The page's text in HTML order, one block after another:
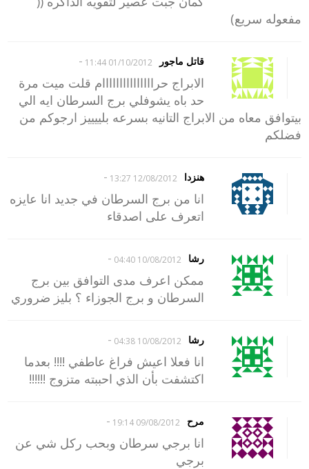
مفعوله سريع)
قاتل ماجور 01/10/2012 11:44
-
الابراج حرااااااااااااااام قلت ميت مرة
حد باه يشوفلي برج السرطان ايه الي
بيتوافق معاه من الابراج التانيه بسرعه بلييييز ارجوكم من
فضلكم
هنزدا 12/08/2012 13:27
-
انا من برج السرطان في جديد انا عايزه
اتعرف على اصدقاء
رشا 10/08/2012 04:40
-
ممكن اعرف مدى التوافق بين برج
السرطان و برج الجوزاء ؟ بليز ضروري
رشا 10/08/2012 04:38
-
انا فعلا اعيش فراغ عاطفي !!!! بعدما
اكتشفت بأن الذي احببته متزوج !!!!!!
مرح 09/08/2012 19:14
-
انا برجي سرطان وبحب ركل شي عن
برجي